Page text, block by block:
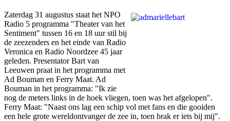
Zaterdag 31 augustus staat het NPO
Radio 5 programma "Theater van het
Sentiment" tussen 16 en 18 uur stil bij
de zeezenders en het einde van Radio
Veronica en Radio Noordzee 45 jaar
geleden. Presentator Bart van
Leeuwen praat in het programma met
Ad Bouman en Ferry Maat. Ad
Bouman in het programma: "Ik zie
nog de meters links in de hoek vliegen, toen was het afgelopen".
Ferry Maat: "Naast ons lag een schip vol met fans en die gooiden
een hele grote wereldontvanger de zee in, toen brak er iets bij mij".